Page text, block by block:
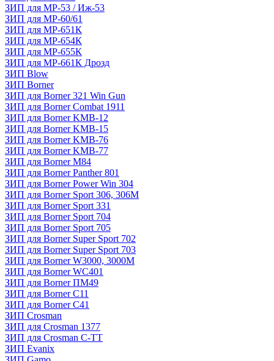
ЗИП для МР-53 / Иж-53
ЗИП для МР-60/61
ЗИП для МР-651К
ЗИП для МР-654К
ЗИП для МР-655К
ЗИП для МР-661К Дрозд
ЗИП Blow
ЗИП Borner
ЗИП для Borner 321 Win Gun
ЗИП для Borner Combat 1911
ЗИП для Borner KMB-12
ЗИП для Borner KMB-15
ЗИП для Borner KMB-76
ЗИП для Borner KMB-77
ЗИП для Borner M84
ЗИП для Borner Panther 801
ЗИП для Borner Power Win 304
ЗИП для Borner Sport 306, 306M
ЗИП для Borner Sport 331
ЗИП для Borner Sport 704
ЗИП для Borner Sport 705
ЗИП для Borner Super Sport 702
ЗИП для Borner Super Sport 703
ЗИП для Borner W3000, 3000М
ЗИП для Borner WC401
ЗИП для Borner ПМ49
ЗИП для Borner С11
ЗИП для Borner С41
ЗИП Crosman
ЗИП для Crosman 1377
ЗИП для Crosman C-TT
ЗИП Evanix